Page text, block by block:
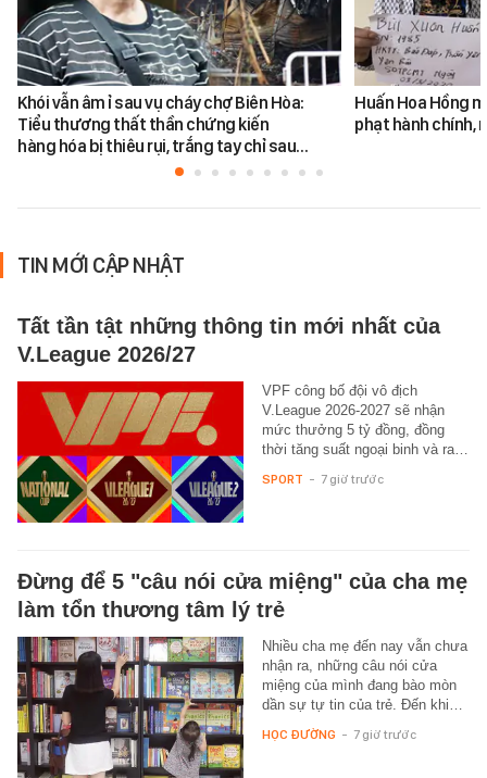
Khói vẫn âm ỉ sau vụ cháy chợ Biên Hòa:
Tiểu thương thất thần chứng kiến
hàng hóa bị thiêu rụi, trắng tay chỉ sau…
Huấn Hoa Hồng
phạt hành chính,
TIN MỚI CẬP NHẬT
Tất tần tật những thông tin mới nhất của
V.League 2026/27
VPF công bố đội vô địch
V.League 2026-2027 sẽ nhận
mức thưởng 5 tỷ đồng, đồng
thời tăng suất ngoại binh và ra…
SPORT - 7 giờ trước
Đừng để 5 "câu nói cửa miệng" của cha mẹ
làm tổn thương tâm lý trẻ
Nhiều cha mẹ đến nay vẫn chưa
nhận ra, những câu nói cửa
miệng của mình đang bào mòn
dần sự tự tin của trẻ. Đến khi…
HỌC ĐƯỜNG - 7 giờ trước